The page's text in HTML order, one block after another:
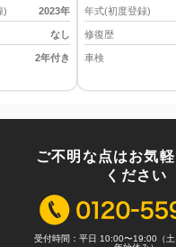
) 2023年
なし
2年付き
年式(初度登録)
修復歴
車検
ご不明な点はお気
ください
受付時間：平日 10:00〜19:00（